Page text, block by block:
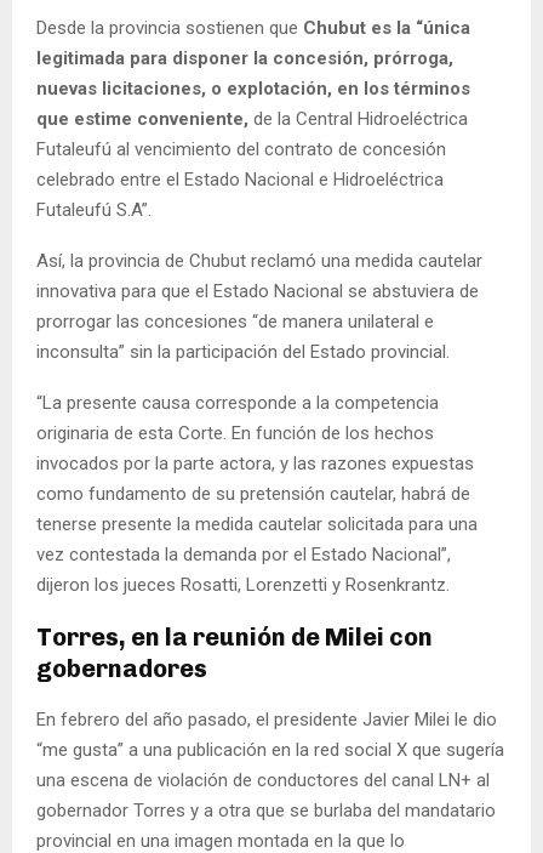
Desde la provincia sostienen que Chubut es la “única
legitimada para disponer la concesión, prórroga,
nuevas licitaciones, o explotación, en los términos
que estime conveniente, de la Central Hidroeléctrica
Futaleufú al vencimiento del contrato de concesión
celebrado entre el Estado Nacional e Hidroeléctrica
Futaleufú S.A”.
Así, la provincia de Chubut reclamó una medida cautelar
innovativa para que el Estado Nacional se abstuviera de
prorrogar las concesiones “de manera unilateral e
inconsulta” sin la participación del Estado provincial.
“La presente causa corresponde a la competencia
originaria de esta Corte. En función de los hechos
invocados por la parte actora, y las razones expuestas
como fundamento de su pretensión cautelar, habrá de
tenerse presente la medida cautelar solicitada para una
vez contestada la demanda por el Estado Nacional”,
dijeron los jueces Rosatti, Lorenzetti y Rosenkrantz.
Torres, en la reunión de Milei con
gobernadores
En febrero del año pasado, el presidente Javier Milei le dio
“me gusta” a una publicación en la red social X que sugería
una escena de violación de conductores del canal LN+ al
gobernador Torres y a otra que se burlaba del mandatario
provincial en una imagen montada en la que lo